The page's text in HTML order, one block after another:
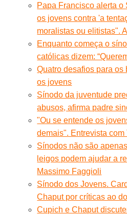
Papa Francisco alerta
os jovens contra 'a
moralistas ou elitistas".
Enquanto começa o
católicas dizem:
Quatro desafios para
os jovens
Sínodo da juventude
abusos, afirma padre
"Ou se entende os
demais". Entrevista
Sínodos não são
leigos podem ajudar a
Massimo Faggioli
Sínodo dos Jovens.
Chaput por críticas ao
Cupich e Chaput